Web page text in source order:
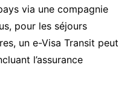
via une compagnie
pour les séjours
un e-Visa Transit peut
l’assurance